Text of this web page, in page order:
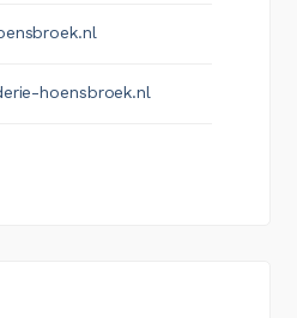
hoensbroek.nl